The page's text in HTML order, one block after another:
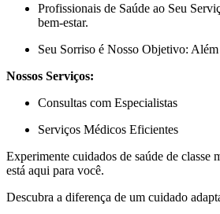
Profissionais de Saúde ao Seu
bem-estar.
Seu Sorriso é Nosso Objetivo:
Nossos Serviços:
Consultas com Especialistas
Serviços Médicos Eficientes
Experimente cuidados de saúde de classe
está aqui para você.
Descubra a diferença de um cuidado